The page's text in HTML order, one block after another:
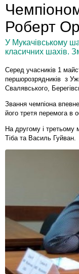
Роберт
У Мукачівському
класичних шахів.
Серед учасників 1
першорозрядників з
Свалявського,
Звання чемпіона
його третя перемога в
На другому і третьому
Тіба та Василь Гуйван.